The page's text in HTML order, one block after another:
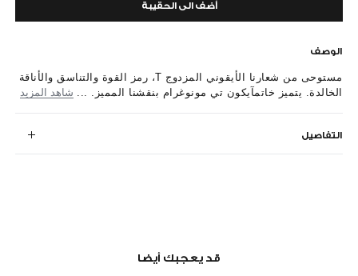
أضف الى الحقيبة
الوصف
مستوحى من شعارنا الأيقوني المزدوج T، رمز القوة والتناسق والأناقة
الخالدة. يتميز خاتمآيكون تي مونوغرام بنقشنا المميز. ... شاهد المزيد
التفاصيل
قد يعجبك أيضا